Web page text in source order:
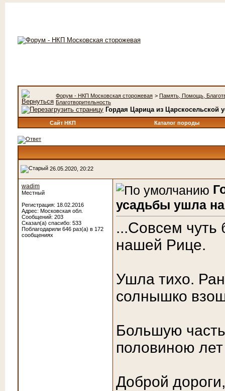
Форум - НКП Московская сторожевая > Память, Помощь,
Благотворительность
Гордая Царица из Царскосельской
Сайт НКП Каталог породы
26.05.2020, 20:22
wadim
Местный
Регистрация: 18.02.2016
Адрес: Московская обл.
Сообщений: 203
Сказал(а) спасибо: 533
Поблагодарили 646 раз(а) в 172
сообщениях
усадьбы ушла
...Совсем
нашей Рице.
Ушла тихо.
солнышко
Большую
половиною
Доброй